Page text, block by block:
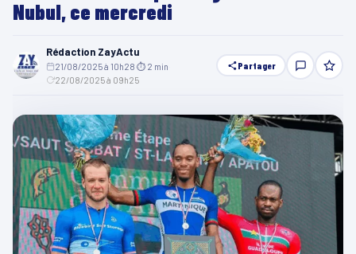
Nubul, ce mercredi
Rédaction ZayActu
21/08/2025 à 10h28 ⏱ 2 min
22/08/2025 à 09h25
Partager